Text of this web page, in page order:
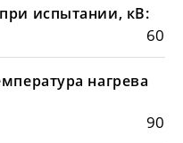
испытании, кВ:
60
нагрева
90